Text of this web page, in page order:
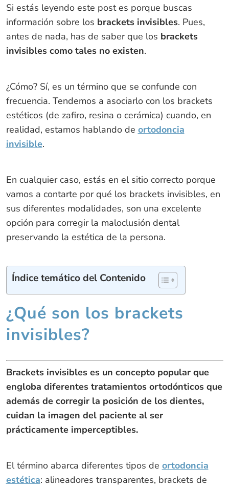
Si estás leyendo este post es porque buscas
información sobre los brackets invisibles. Pues,
antes de nada, has de saber que los brackets
invisibles como tales no existen.
¿Cómo? Sí, es un término que se confunde con
frecuencia. Tendemos a asociarlo con los brackets
estéticos (de zafiro, resina o cerámica) cuando, en
realidad, estamos hablando de ortodoncia
invisible.
En cualquier caso, estás en el sitio correcto porque
vamos a contarte por qué los brackets invisibles, en
sus diferentes modalidades, son una excelente
opción para corregir la maloclusión dental
preservando la estética de la persona.
Índice temático del Contenido
¿Qué son los brackets
invisibles?
Brackets invisibles es un concepto popular que
engloba diferentes tratamientos ortodónticos que
además de corregir la posición de los dientes,
cuidan la imagen del paciente al ser
prácticamente imperceptibles.
El término abarca diferentes tipos de ortodoncia
estética: alineadores transparentes, brackets de